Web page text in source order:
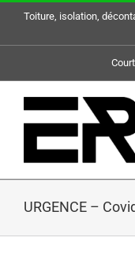
SkipToiture, isolation,
URGENCE –